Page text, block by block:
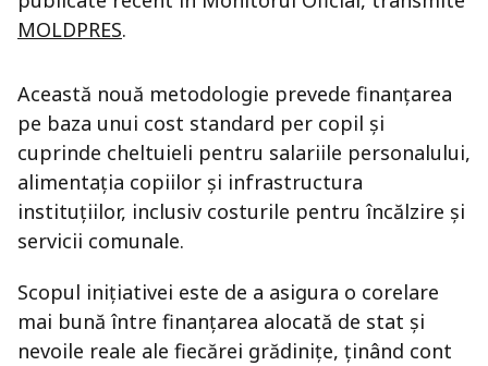
MOLDPRES.
Această nouă metodologie prevede finanțarea
pe baza unui cost standard per copil și
cuprinde cheltuieli pentru salariile personalului,
alimentația copiilor și infrastructura
instituțiilor, inclusiv costurile pentru încălzire și
servicii comunale.
Scopul inițiativei este de a asigura o corelare
mai bună între finanțarea alocată de stat și
nevoile reale ale fiecărei grădinițe, ținând cont